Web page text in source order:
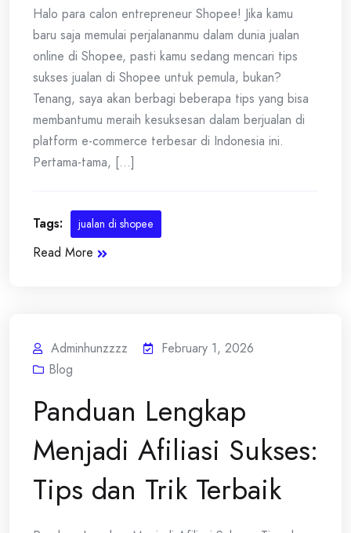
Halo para calon entrepreneur Shopee! Jika kamu
baru saja memulai perjalananmu dalam dunia jualan
online di Shopee, pasti kamu sedang mencari tips
sukses jualan di Shopee untuk pemula, bukan?
Tenang, saya akan berbagi beberapa tips yang bisa
membantumu meraih kesuksesan dalam berjualan di
platform e-commerce terbesar di Indonesia ini.
Pertama-tama, [...]
Tags: jualan di shopee
Read More
Adminhunzzzz
February 1, 2026
Blog
Panduan Lengkap
Menjadi Afiliasi Sukses:
Tips dan Trik Terbaik